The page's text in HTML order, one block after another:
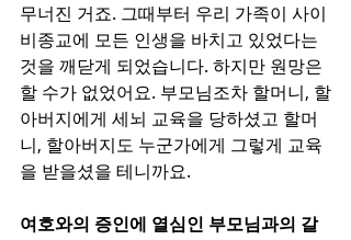
무너진 거죠. 그때부터 우리 가족이 사이
비종교에 모든 인생을 바치고 있었다는
것을 깨닫게 되었습니다. 하지만 원망은
할 수가 없었어요. 부모님조차 할머니, 할
아버지에게 세뇌 교육을 당하셨고 할머
니, 할아버지도 누군가에게 그렇게 교육
을 받을셨을 테니까요.
여호와의 증인에 열심인 부모님과의 갈